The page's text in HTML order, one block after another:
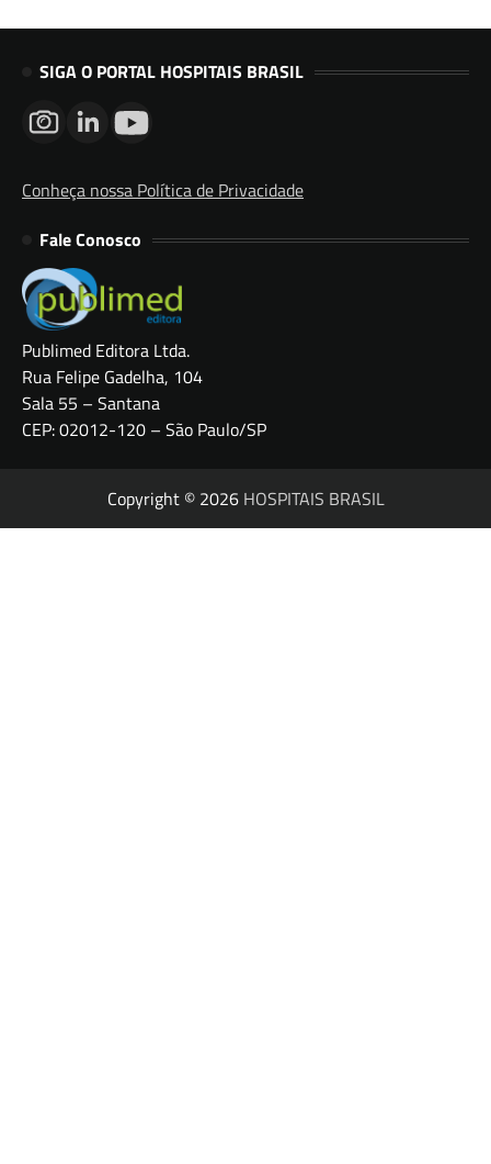
SIGA O PORTAL HOSPITAIS BRASIL
Conheça nossa Política de Privacidade
Fale Conosco
Publimed Editora Ltda.
Rua Felipe Gadelha, 104
Sala 55 – Santana
CEP: 02012-120 – São Paulo/SP
Copyright © 2026 HOSPITAIS BRASIL